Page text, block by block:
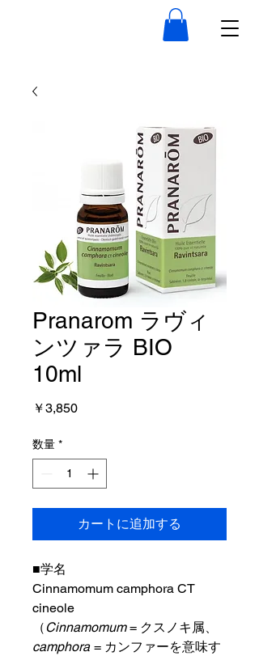
Pranarom ラヴィ
ンツァラ BIO
10ml
￥3,850価
数量 *
カートに追加する
■学名
Cinnamomum camphora CT
cineole
（Cinnamomum= クスノキ属、
camphora = カンファーを意味す